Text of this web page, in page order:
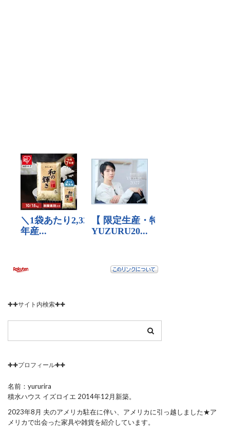
✚✚サイト内検索✚✚
✚✚プロフィール✚✚
名前：yururira
積水ハウス イズロイエ 2014年12月新築。
2023年8月 夫のアメリカ駐在に伴い、アメリカに引っ越しました★ア
メリカで出会った家具や雑貨を紹介しています。